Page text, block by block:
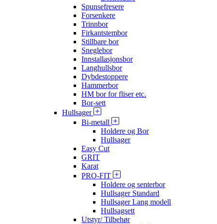
Spunsefresere
Forsenkere
Trinnbor
Firkantstembor
Stillbare bor
Sneglebor
Innstallasjonsbor
Langhullsbor
Dybdestoppere
Hammerbor
HM bor for fliser etc.
Bor-sett
Hullsager
Bi-metall
Holdere og Bor
Hullsager
Easy Cut
GRIT
Karat
PRO-FIT
Holdere og senterbor
Hullsager Standard
Hullsager Lang modell
Hullsagsett
Utstyr/ Tilbehør